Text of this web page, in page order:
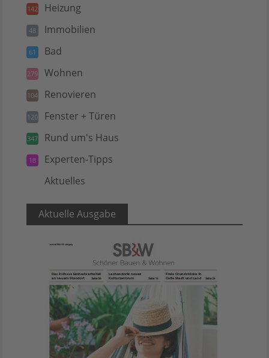
142 Heizung
48 Immobilien
61 Bad
279 Wohnen
104 Renovieren
120 Fenster + Türen
347 Rund um's Haus
18 Experten-Tipps
Aktuelles
Aktuelle Ausgabe